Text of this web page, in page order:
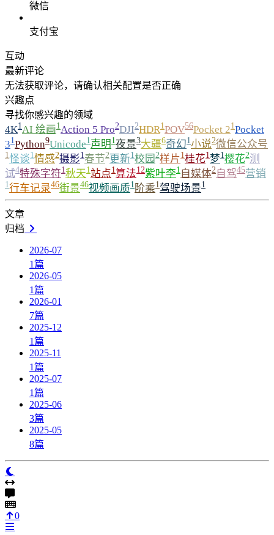
微信
支付宝
互动
最新评论
无法获取评论，请确认相关配置是否正确
兴趣点
寻找你感兴趣的领域
4K1AI 绘画1Action 5 Pro2DJI2HDR1POV56Pocket 21Pocket
31Python9Unicode1声明 1夜景3大疆6奇幻1小说2微信公众号
1怪谈1情感2摄影1春节2更新1校园 2样片1桂花1梦1樱花2测
试4特殊字符1秋天1站点1算法12紫叶李1 自媒体2自驾45营销
1行车记录46街景46视频画质1 阶乘1驾驶场景1
文章
归档
2026-07
1篇
2026-05
1篇
2026-01
7篇
2025-12
1篇
2025-11
1篇
2025-07
1篇
2025-06
3篇
2025-05
8篇
0